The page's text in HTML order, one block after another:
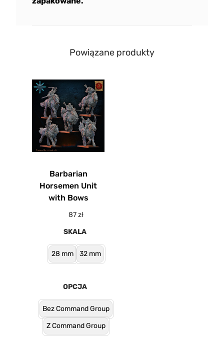
Powiązane produkty
Barbarian
Horsemen Unit
with Bows
87zł
SKALA
28 mm 32 mm
OPCJA
Bez Command Group
Z Command Group